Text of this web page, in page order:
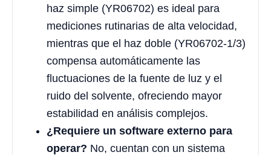
haz simple (YR06702) es ideal para
mediciones rutinarias de alta velocidad,
mientras que el haz doble (YR06702-1/3)
compensa automáticamente las
fluctuaciones de la fuente de luz y el
ruido del solvente, ofreciendo mayor
estabilidad en análisis complejos.
¿Requiere un software externo para
operar? No, cuentan con un sistema